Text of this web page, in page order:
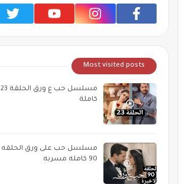
Most visited posts
مسلسل حب ع ورق الحلقة 23
كاملة
مسلسل حب على ورق الحلقه
90 كامله مسربه